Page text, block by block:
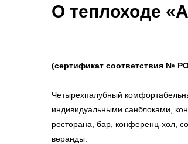
О теплоходе
(сертификат соответствия №
Четырехпалубный
индивидуальными санблоками,
ресторана, бар, конференц-хол,
веранды.